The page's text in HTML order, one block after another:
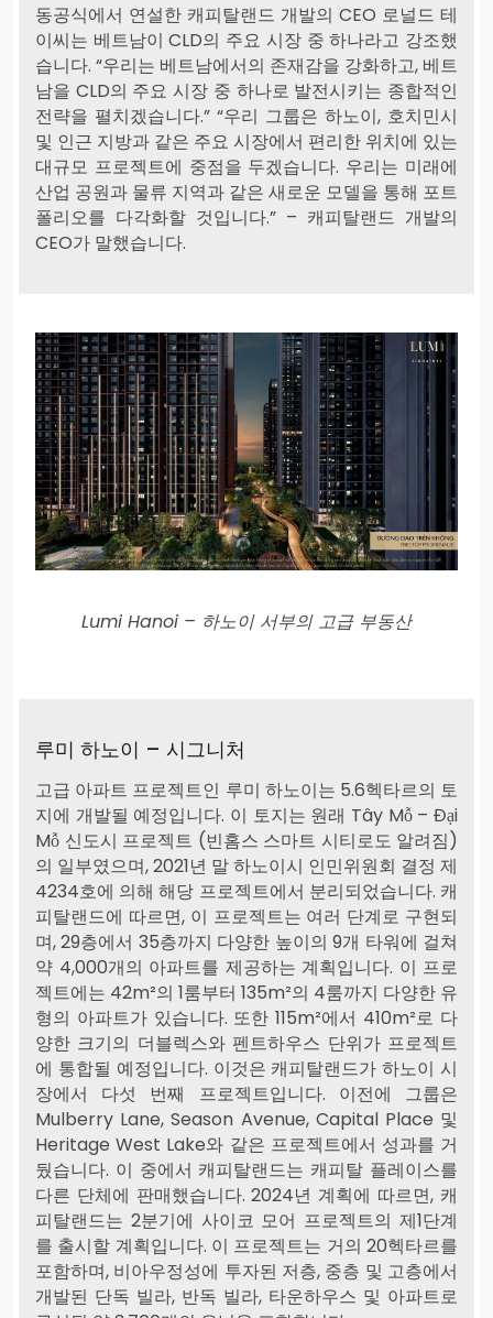
동공식에서 연설한 캐피탈랜드 개발의 CEO 로널드 테
이씨는 베트남이 CLD의 주요 시장 중 하나라고 강조했
습니다. “우리는 베트남에서의 존재감을 강화하고, 베트
남을 CLD의 주요 시장 중 하나로 발전시키는 종합적인
전략을 펼치겠습니다.” “우리 그룹은 하노이, 호치민시
및 인근 지방과 같은 주요 시장에서 편리한 위치에 있는
대규모 프로젝트에 중점을 두겠습니다. 우리는 미래에
산업 공원과 물류 지역과 같은 새로운 모델을 통해 포트
폴리오를 다각화할 것입니다.” – 캐피탈랜드 개발의
CEO가 말했습니다.
Lumi Hanoi – 하노이 서부의 고급 부동산
루미 하노이 – 시그니처
고급 아파트 프로젝트인 루미 하노이는 5.6헥타르의 토
지에 개발될 예정입니다. 이 토지는 원래 Tây Mỗ – Đại
Mỗ 신도시 프로젝트 (빈홈스 스마트 시티로도 알려짐)
의 일부였으며, 2021년 말 하노이시 인민위원회 결정 제
4234호에 의해 해당 프로젝트에서 분리되었습니다. 캐
피탈랜드에 따르면, 이 프로젝트는 여러 단계로 구현되
며, 29층에서 35층까지 다양한 높이의 9개 타워에 걸쳐
약 4,000개의 아파트를 제공하는 계획입니다. 이 프로
젝트에는 42m²의 1룸부터 135m²의 4룸까지 다양한 유
형의 아파트가 있습니다. 또한 115m²에서 410m²로 다
양한 크기의 더블렉스와 펜트하우스 단위가 프로젝트
에 통합될 예정입니다. 이것은 캐피탈랜드가 하노이 시
장에서 다섯 번째 프로젝트입니다. 이전에 그룹은
Mulberry Lane, Season Avenue, Capital Place 및
Heritage West Lake와 같은 프로젝트에서 성과를 거
뒀습니다. 이 중에서 캐피탈랜드는 캐피탈 플레이스를
다른 단체에 판매했습니다. 2024년 계획에 따르면, 캐
피탈랜드는 2분기에 사이코 모어 프로젝트의 제1단계
를 출시할 계획입니다. 이 프로젝트는 거의 20헥타르를
포함하며, 비아우정성에 투자된 저층, 중층 및 고층에서
개발된 단독 빌라, 반독 빌라, 타운하우스 및 아파트로